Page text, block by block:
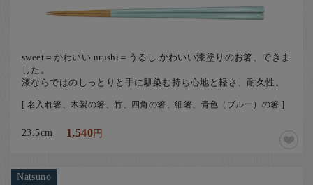
sweet＝かわいい urushi＝うるし かわいい漆塗りのお箸、できま
した。
漆ならではのしっとりと手に馴染む持ち心地と軽さ、耐久性。
[ 名入れ箸、木製の箸、竹、四角の箸、細箸、青色（ブルー）の箸 ]
23.5cm 1,540円
Natsuno